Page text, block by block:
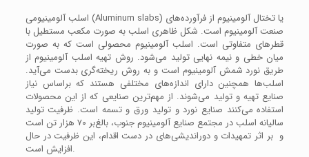
اسلب آلومینیومی (Aluminum slabs) یا تختال آلومینیوم از فرآورده‌های
صنعت آلومینیوم است. شکل ظاهری اسلب به صورت مکعب مستطیل با
قطرهای متفاوتی است. اسلب آلومینیوم محصولی است که به صورت
میان خطی و نیمه نهایی تولید می‌شود. روش تهیه اسلب آلومینیوم از
طریق نورد شمش آلومینیوم است و به روش ریخته‌گری بدست می‌آید.
اسلب‌ها همچنین دارای اندازه‌های مختلفی هستند که براساس نیاز
صنایع تهیه و تولید می‌شوند. از مهم‌ترین صنایعی که از این محصولات
استفاده می‌کنند صنایع نورد و تولید ورق و تسمه است. ظرفیت تولید
سالیانه اسلب در مجتمع صنایع آلومینیوم جنوب، بالغ‌بر ۷۰ هزار تن است
و بر اثر تمهیدات و دوراندیشی‌های در دست اقدام، این ظرفیت در حال
افزایش است.